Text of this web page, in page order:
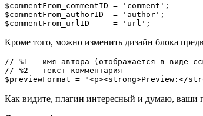
$commentFrom_commentID = 'comment';
$commentFrom_authorID  = 'author';
$commentFrom_urlID     = 'url';
Кроме того, можно изменить дизайн блока
// %1 – имя автора (отображается в виде
// %2 – текст комментария
$previewFormat = "<p><strong>Preview:</
Как видите, плагин интересный и думаю, ваши